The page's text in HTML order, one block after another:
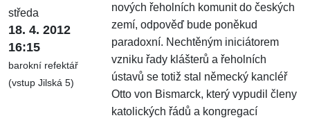
středa
18. 4. 2012
16:15
barokní refektář
(vstup Jilská 5)
nových řeholních komunit do českých
zemí, odpověď bude poněkud
paradoxní. Nechtěným iniciátorem
vzniku řady klášterů a řeholních
ústavů se totiž stal německý kancléř
Otto von Bismarck, který vypudil členy
katolických řádů a kongregací